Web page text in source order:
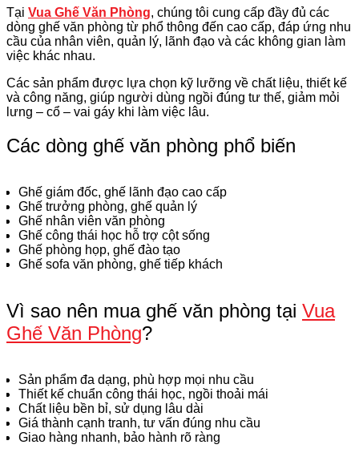
Tại Vua Ghế Văn Phòng, chúng tôi cung cấp đầy đủ các
dòng ghế văn phòng từ phổ thông đến cao cấp, đáp ứng nhu
cầu của nhân viên, quản lý, lãnh đạo và các không gian làm
việc khác nhau.
Các sản phẩm được lựa chọn kỹ lưỡng về chất liệu, thiết kế
và công năng, giúp người dùng ngồi đúng tư thế, giảm mỏi
lưng – cổ – vai gáy khi làm việc lâu.
Các dòng ghế văn phòng phổ biến
Ghế giám đốc, ghế lãnh đạo cao cấp
Ghế trưởng phòng, ghế quản lý
Ghế nhân viên văn phòng
Ghế công thái học hỗ trợ cột sống
Ghế phòng họp, ghế đào tạo
Ghế sofa văn phòng, ghế tiếp khách
Vì sao nên mua ghế văn phòng tại Vua
Ghế Văn Phòng?
Sản phẩm đa dạng, phù hợp mọi nhu cầu
Thiết kế chuẩn công thái học, ngồi thoải mái
Chất liệu bền bỉ, sử dụng lâu dài
Giá thành cạnh tranh, tư vấn đúng nhu cầu
Giao hàng nhanh, bảo hành rõ ràng